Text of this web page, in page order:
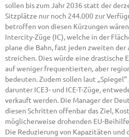
sollen bis zum Jahr 2036 statt der
Sitzplätze nur noch 244.000 zur
betroffen von diesen Kürzungen
Intercity-Züge (IC), welche in der
plane die Bahn, fast jeden zweiten
streichen. Dies würde eine drastische
auf weniger frequentierten, aber
bedeuten. Zudem sollen laut
darunter ICE3- und ICE-T-Züge,
verkauft werden. Die Manager der
diesen Schritten offenbar das Ziel,
möglicherweise drohenden EU-
Die Reduzierung von Kapazitäten und